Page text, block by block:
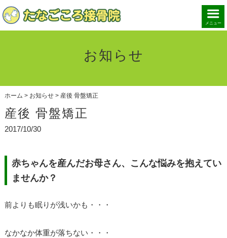
メニュー
お知らせ
ホーム > お知らせ> 産後 骨盤矯正
産後 骨盤矯正
2017/10/30
赤ちゃんを産んだお母さん、こんな悩みを抱えてい
ませんか？
前よりも眠りが浅いかも・・・
なかなか体重が落ちない・・・